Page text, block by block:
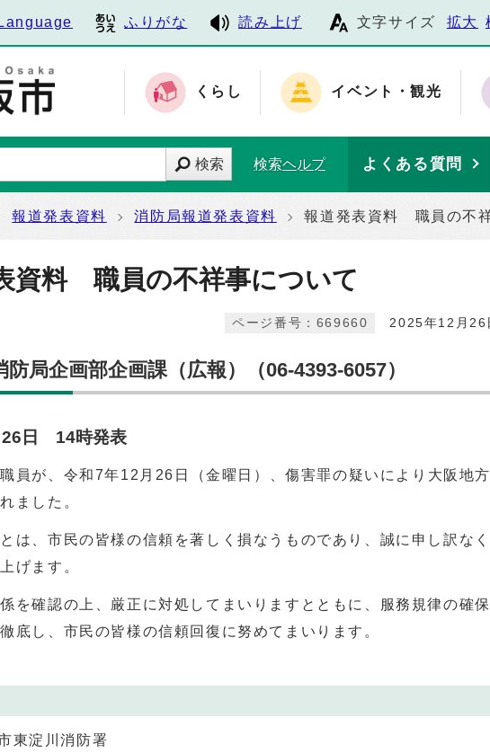
Language ふりがな 読み上げ 文字サイズ 拡大
くらし イベント・観光
検索 検索ヘルプ よくある質問
報道発表資料 消防局報道発表資料 報道発表資料 職員の不
資料 職員の不祥事について
2025年12月26
ページ番号：669660
防局企画部企画課（広報）（06-4393-6057）
26日 14時発表
員が、令和7年12月26日（金曜日）、傷害罪の疑いにより大阪地方
ました。
は、市民の皆様の信頼を著しく損なうものであり、誠に申し訳なく
げます。
を確認の上、厳正に対処してまいりますとともに、服務規律の確保
底し、市民の皆様の信頼回復に努めてまいります。
東淀川消防署